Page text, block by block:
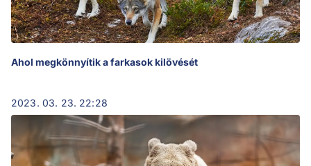
Ahol megkönnyítik a farkasok kilövését
2023. 03. 23. 22:28